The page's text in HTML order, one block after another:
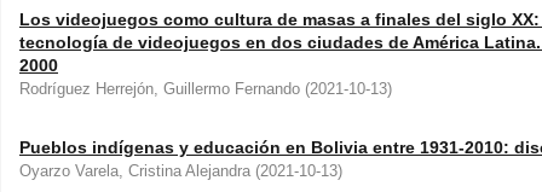
Los videojuegos como cultura de masas a finales del siglo
tecnología de videojuegos en dos ciudades de América
2000
Rodríguez Herrejón, Guillermo Fernando (2021-10-13)
Pueblos indígenas y educación en Bolivia entre 1931-2010:
Oyarzo Varela, Cristina Alejandra (2021-10-13)